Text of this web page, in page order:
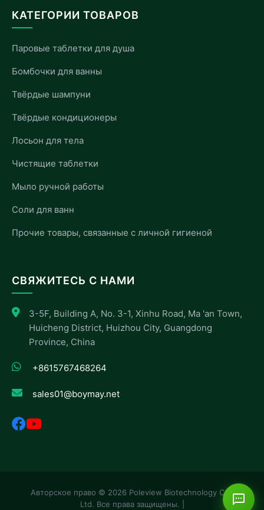
КАТЕГОРИИ ТОВАРОВ
Паровые таблетки для душа
Бомбочки для ванны
Твёрдые шампуни
Твёрдые кондиционеры
Лосьон для тела
Чистящие таблетки
Мыло ручной работы
Соли для ванн
Прочие товары, связанные с личной гигиеной
СВЯЖИТЕСЬ С НАМИ
3-5F, Building A, No. 3-1, Xinhu Road, Ma 'an Town,
Huicheng District, Huizhou City, Guangdong
Province, China
+8615767468264
sales01@boymay.net
Авторское право © 2026 Poleview Biotechnology Co.,
Ltd. Все права защищены. |